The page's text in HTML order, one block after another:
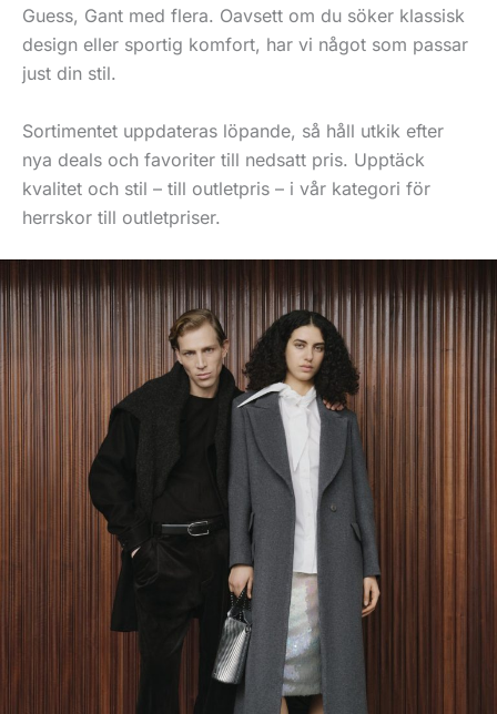
Guess, Gant med flera. Oavsett om du söker klassisk
design eller sportig komfort, har vi något som passar
just din stil.
Sortimentet uppdateras löpande, så håll utkik efter
nya deals och favoriter till nedsatt pris. Upptäck
kvalitet och stil – till outletpris – i vår kategori för
herrskor till outletpriser.